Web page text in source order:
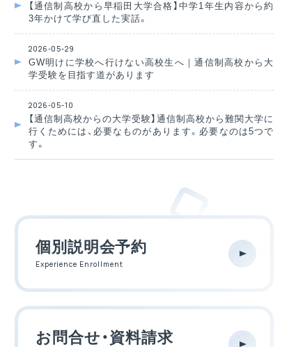
【通信制高校から早稲田大学合格】中学1年生内容から約
3年かけて学び直した実話。
2026-05-29
GW明けに学校へ行けない高校生へ｜通信制高校から大
学受験を目指す道があります
2026-05-10
【通信制高校からの大学受験】通信制高校から難関大学に
行くためには、必要なものがあります。必要なのは5つで
す。
個別説明会予約
Experience Enrollment
お問合せ・資料請求